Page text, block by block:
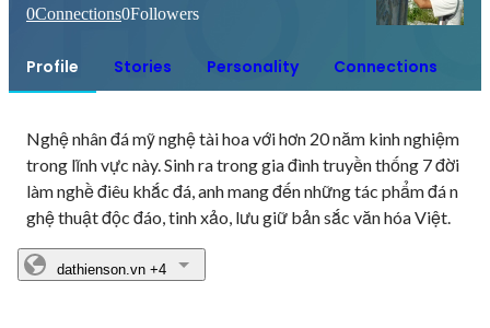
0Connections0Followers
Profile Stories Personality Connections
Nghệ nhân đá mỹ nghệ tài hoa với hơn 20 năm kinh nghiệm
trong lĩnh vực này. Sinh ra trong gia đình truyền thống 7 đời
làm nghề điêu khắc đá, anh mang đến những tác phẩm đá n
ghệ thuật độc đáo, tinh xảo, lưu giữ bản sắc văn hóa Việt.
dathienson.vn +4